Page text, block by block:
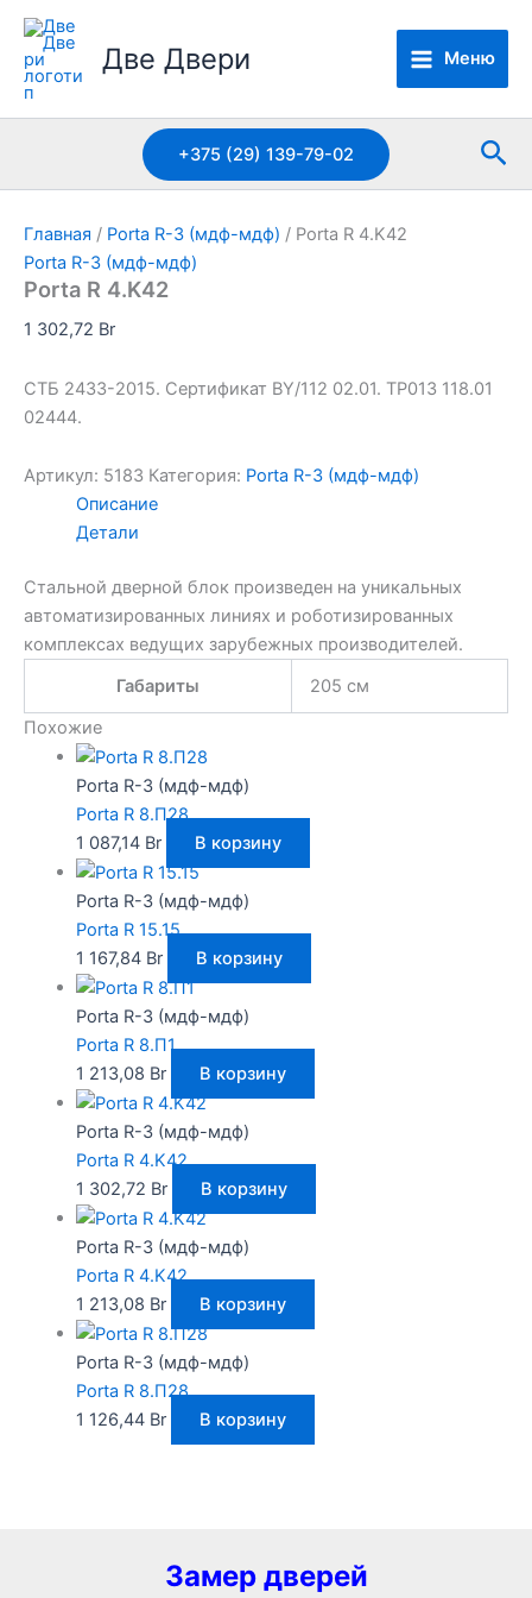
Перейти
содержимомуДве Двери Меню
+375 (29) 139-79-02
Главная / Porta R-3 (мдф-мдф) / Porta R 4.K42
Porta R-3 (мдф-мдф)
Porta R 4.K42
1 302,72 Br
СТБ 2433-2015. Сертификат BY/112 02.01. TP013 118.01
02444.
Артикул: 5183 Категория: Porta R-3 (мдф-мдф)
Описание
Детали
Стальной дверной блок произведен на уникальных
автоматизированных линиях и роботизированных
комплексах ведущих зарубежных производителей.
Габариты
205 см
Похожие
Porta R-3 (мдф-мдф)
Porta R 8.П28
1 087,14 Br В корзину
Porta R-3 (мдф-мдф)
Porta R 15.15
1 167,84 Br В корзину
Porta R-3 (мдф-мдф)
Porta R 8.П1
1 213,08 Br В корзину
Porta R-3 (мдф-мдф)
Porta R 4.K42
1 302,72 Br В корзину
Porta R-3 (мдф-мдф)
Porta R 4.K42
1 213,08 Br В корзину
Porta R-3 (мдф-мдф)
Porta R 8.П28
1 126,44 Br В корзину
Замер дверей